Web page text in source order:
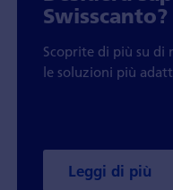
Swisscanto?
Scoprite di più su
le soluzioni più
Leggi di più